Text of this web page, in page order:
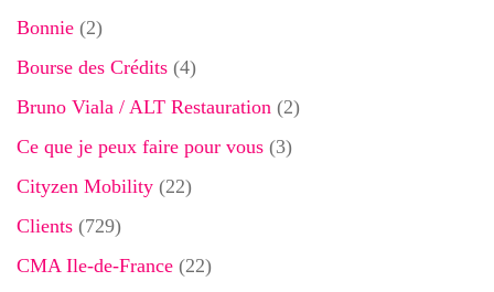
Bonnie (2)
Bourse des Crédits (4)
Bruno Viala / ALT Restauration (2)
Ce que je peux faire pour vous (3)
Cityzen Mobility (22)
Clients (729)
CMA Ile-de-France (22)